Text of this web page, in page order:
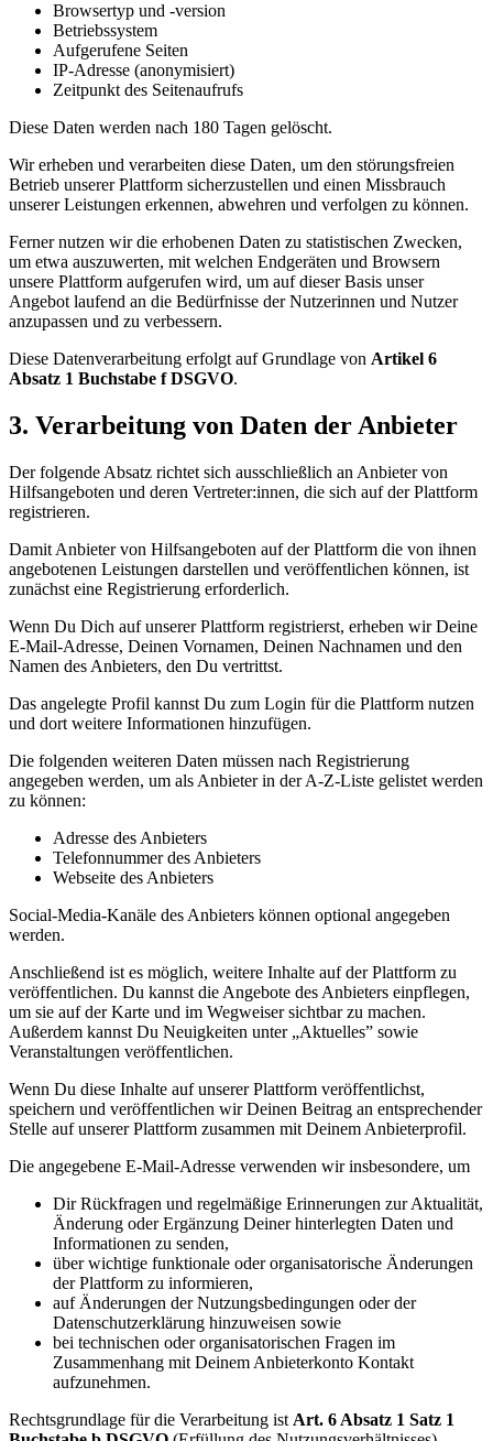
Browsertyp und -version
Betriebssystem
Aufgerufene Seiten
IP-Adresse (anonymisiert)
Zeitpunkt des Seitenaufrufs
Diese Daten werden nach 180 Tagen gelöscht.
Wir erheben und verarbeiten diese Daten, um den störungsfreien
Betrieb unserer Plattform sicherzustellen und einen Missbrauch
unserer Leistungen erkennen, abwehren und verfolgen zu können.
Ferner nutzen wir die erhobenen Daten zu statistischen Zwecken,
um etwa auszuwerten, mit welchen Endgeräten und Browsern
unsere Plattform aufgerufen wird, um auf dieser Basis unser
Angebot laufend an die Bedürfnisse der Nutzerinnen und Nutzer
anzupassen und zu verbessern.
Diese Datenverarbeitung erfolgt auf Grundlage von Artikel 6
Absatz 1 Buchstabe f DSGVO.
3. Verarbeitung von Daten der Anbieter
Der folgende Absatz richtet sich ausschließlich an Anbieter von
Hilfsangeboten und deren Vertreter:innen, die sich auf der Plattform
registrieren.
Damit Anbieter von Hilfsangeboten auf der Plattform die von ihnen
angebotenen Leistungen darstellen und veröffentlichen können, ist
zunächst eine Registrierung erforderlich.
Wenn Du Dich auf unserer Plattform registrierst, erheben wir Deine
E-Mail-Adresse, Deinen Vornamen, Deinen Nachnamen und den
Namen des Anbieters, den Du vertrittst.
Das angelegte Profil kannst Du zum Login für die Plattform nutzen
und dort weitere Informationen hinzufügen.
Die folgenden weiteren Daten müssen nach Registrierung
angegeben werden, um als Anbieter in der A-Z-Liste gelistet werden
zu können:
Adresse des Anbieters
Telefonnummer des Anbieters
Webseite des Anbieters
Social-Media-Kanäle des Anbieters können optional angegeben
werden.
Anschließend ist es möglich, weitere Inhalte auf der Plattform zu
veröffentlichen. Du kannst die Angebote des Anbieters einpflegen,
um sie auf der Karte und im Wegweiser sichtbar zu machen.
Außerdem kannst Du Neuigkeiten unter „Aktuelles” sowie
Veranstaltungen veröffentlichen.
Wenn Du diese Inhalte auf unserer Plattform veröffentlichst,
speichern und veröffentlichen wir Deinen Beitrag an entsprechender
Stelle auf unserer Plattform zusammen mit Deinem Anbieterprofil.
Die angegebene E-Mail-Adresse verwenden wir insbesondere, um
Dir Rückfragen und regelmäßige Erinnerungen zur Aktualität,
Änderung oder Ergänzung Deiner hinterlegten Daten und
Informationen zu senden,
über wichtige funktionale oder organisatorische Änderungen
der Plattform zu informieren,
auf Änderungen der Nutzungsbedingungen oder der
Datenschutzerklärung hinzuweisen sowie
bei technischen oder organisatorischen Fragen im
Zusammenhang mit Deinem Anbieterkonto Kontakt
aufzunehmen.
Rechtsgrundlage für die Verarbeitung ist Art. 6 Absatz 1 Satz 1